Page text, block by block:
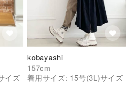
イズ
kobayashi
157cm
着用サイズ: 15号(3L)サイズ